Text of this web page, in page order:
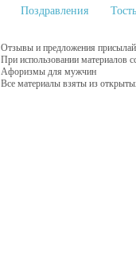
Поздравления
Отзывы и предложения
При использовании материалов
Афоризмы для мужчин
Все материалы взяты из